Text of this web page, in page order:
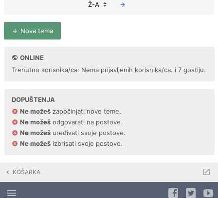
Ž-A
Nova tema
ONLINE
Trenutno korisnika/ca: Nema prijavljenih korisnika/ca. i 7 gostiju.
DOPUŠTENJA
Ne možeš započinjati nove teme.
Ne možeš odgovarati na postove.
Ne možeš uređivati svoje postove.
Ne možeš izbrisati svoje postove.
KOŠARKA